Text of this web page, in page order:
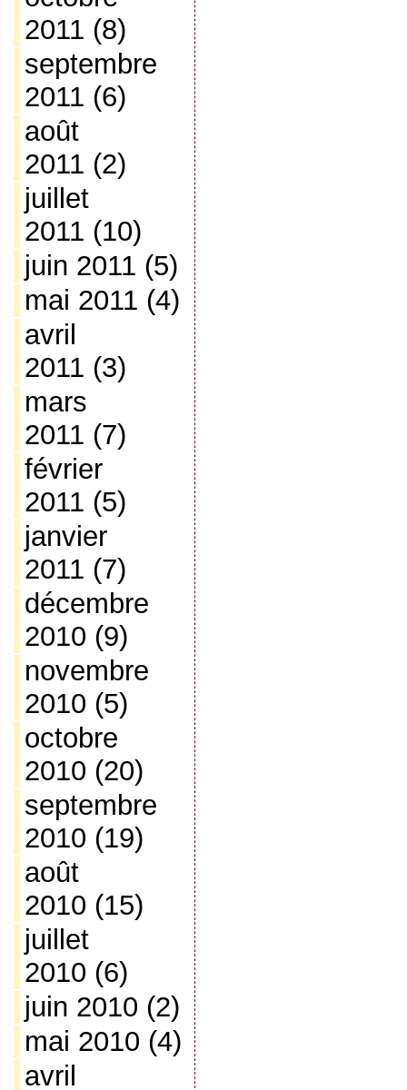
2011 (8)
septembre
2011 (6)
août
2011 (2)
juillet
2011 (10)
juin 2011 (5)
mai 2011 (4)
avril
2011 (3)
mars
2011 (7)
février
2011 (5)
janvier
2011 (7)
décembre
2010 (9)
novembre
2010 (5)
octobre
2010 (20)
septembre
2010 (19)
août
2010 (15)
juillet
2010 (6)
juin 2010 (2)
mai 2010 (4)
avril